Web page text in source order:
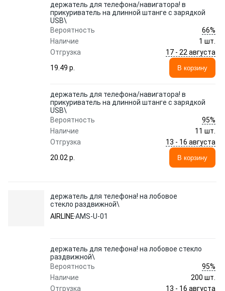
держатель для телефона/навигатора! в
прикуриватель на длинной штанге с зарядкой
USB\
Вероятность
66%
Наличие
1 шт.
Отгрузка
17 - 22 августа
19.49 p.
В корзину
держатель для телефона/навигатора! в
прикуриватель на длинной штанге с зарядкой
USB\
Вероятность
95%
Наличие
11 шт.
Отгрузка
13 - 16 августа
20.02 p.
В корзину
держатель для телефона! на лобовое
стекло раздвижной\
AIRLINEAMS-U-01
держатель для телефона! на лобовое стекло
раздвижной\
Вероятность
95%
Наличие
200 шт.
Отгрузка
13 - 16 августа